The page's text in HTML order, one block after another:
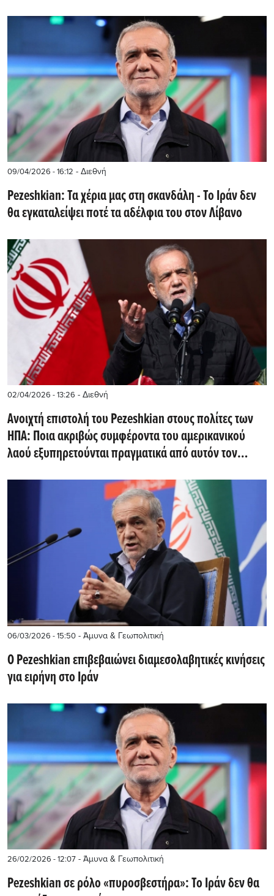
09/04/2026 - 16:12 - Διεθνή
Pezeshkian: Τα χέρια μας στη σκανδάλη - Το Ιράν δεν
θα εγκαταλείψει ποτέ τα αδέλφια του στον Λίβανο
02/04/2026 - 13:26 - Διεθνή
Ανοιχτή επιστολή του Pezeshkian στους πολίτες των
ΗΠΑ: Ποια ακριβώς συμφέροντα του αμερικανικού
λαού εξυπηρετούνται πραγματικά από αυτόν τον
06/03/2026 - 15:50 - Άμυνα & Γεωπολιτική
Ο Pezeshkian επιβεβαιώνει διαμεσολαβητικές κινήσεις
για ειρήνη στο Ιράν
26/02/2026 - 12:07 - Άμυνα & Γεωπολιτική
Pezeshkian σε ρόλο «πυροσβεστήρα»: Το Ιράν δεν θα